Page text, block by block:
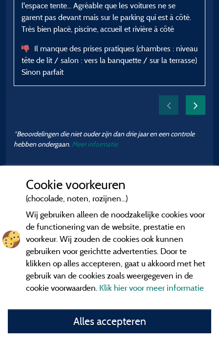
l'espace tente... Agréable que les voitures ne se
garent pas devant mais sur le parking qui est à côté.
Très bien placé, piscine, accueil et rivière à côté
Il manque des prises pratiques (chambres : niveau
tête de lit / salon : vers la banquette / sur la terrasse)
Sinon parfait
*Beoordelingen die niet ouder zijn dan drie jaar en een controle
hebben ondergaan. Meer informatie
General terms of use
Cookie voorkeuren
(chocolade, noten, rozijnen...)
Wij gebruiken alleen de noodzakelijke cookies voor
de functionering van de website, prestatie en
voorkeur. Wij zouden de cookies ook kunnen
gebruiken voor gerichtte advertenties. Door te
klikken op alles accepteren, gaat u akkoord met het
gebruik van de cookies zoals weergegeven in de
cookie voorwaarden. Klik hier voor meer informatie
Alles accepteren